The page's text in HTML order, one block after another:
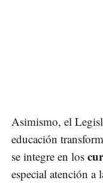
Asimismo, el
educación
se integre en los
especial atención